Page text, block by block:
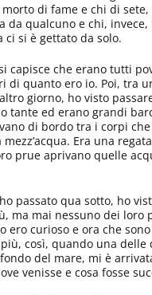
morto di fame e chi di
da qualcuno e chi,
ci si è gettato da solo.
capisce che erano tutti
di quanto ero io. Poi, tra
giorno, ho visto
tante ed erano grandi
di bordo tra i corpi che
Era una
prue aprivano quelle
passato qua sotto, ho
ma mai nessuno dei loro
ero curioso e ora che
così, quando una delle
del mare, mi è
venisse e cosa fosse